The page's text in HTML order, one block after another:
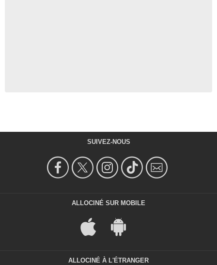
SUIVEZ-NOUS
ALLOCINÉ SUR MOBILE
ALLOCINÉ À L'ÉTRANGER